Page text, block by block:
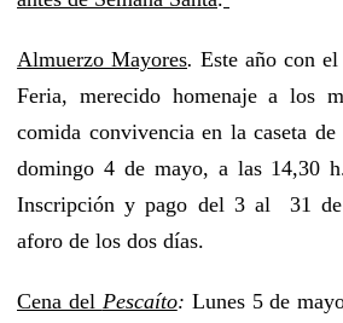
Almuerzo Mayores. Este año con
Feria, merecido homenaje a los
comida convivencia en la caseta
domingo 4 de mayo, a las 14,30
Inscripción y pago del 3 al 31
aforo de los dos días.
Cena del Pescaíto: Lunes 5 de